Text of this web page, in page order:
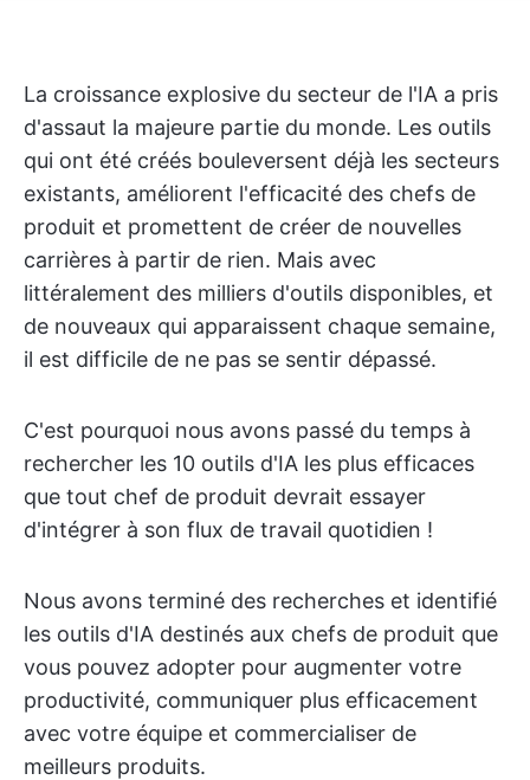
La croissance explosive du secteur de l'IA a pris
d'assaut la majeure partie du monde. Les outils
qui ont été créés bouleversent déjà les secteurs
existants, améliorent l'efficacité des chefs de
produit et promettent de créer de nouvelles
carrières à partir de rien. Mais avec
littéralement des milliers d'outils disponibles, et
de nouveaux qui apparaissent chaque semaine,
il est difficile de ne pas se sentir dépassé.
C'est pourquoi nous avons passé du temps à
rechercher les 10 outils d'IA les plus efficaces
que tout chef de produit devrait essayer
d'intégrer à son flux de travail quotidien !
Nous avons terminé des recherches et identifié
les outils d'IA destinés aux chefs de produit que
vous pouvez adopter pour augmenter votre
productivité, communiquer plus efficacement
avec votre équipe et commercialiser de
meilleurs produits.